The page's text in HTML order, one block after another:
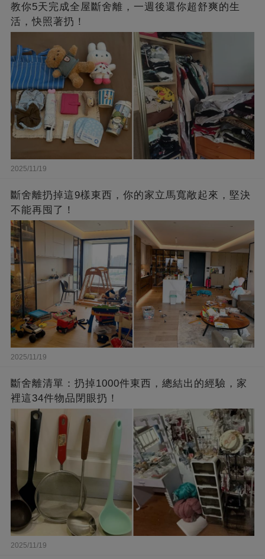
教你5天完成全屋斷舍離，一週後還你超舒爽的生
活，快照著扔！
2025/11/19
斷舍離扔掉這9樣東西，你的家立馬寬敞起來，堅決
不能再囤了！
2025/11/19
斷舍離清單：扔掉1000件東西，總結出的經驗，家
裡這34件物品閉眼扔！
2025/11/19